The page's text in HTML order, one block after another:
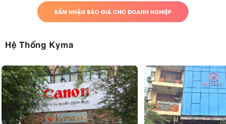
Hệ Thống Kyma